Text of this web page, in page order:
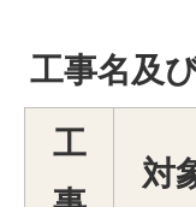
工事名及
工
対